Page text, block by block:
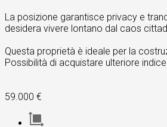
La posizione garantisce privacy e
desidera vivere lontano dal caos
Questa proprietà è ideale per la
Possibilità di acquistare ulteriore
59.000 €